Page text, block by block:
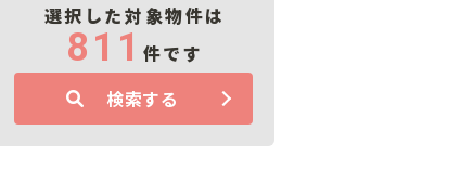
選択した対象物件は
811 件です
検索する